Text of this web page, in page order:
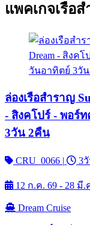
แพคเกจเรือ
ล่องเรือสำราญ
- สิงคโปร์ - พอร์
3วัน 2คืน
CRU_0066 | 3
12 ก.ค. 69 - 28 มี.
Dream Cruise